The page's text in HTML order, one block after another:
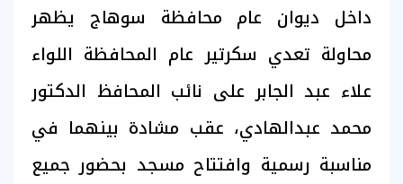
داخل ديوان عام محافظة سوهاج يظهر
محاولة تعدي سكرتير عام المحافظة اللواء
علاء عبد الجابر على نائب المحافظ الدكتور
محمد عبدالهادي، عقب مشادة بينهما في
مناسبة رسمية وافتتاح مسجد بحضور جميع